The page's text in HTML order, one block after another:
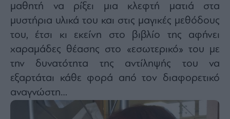
Creative
Content
Branded
Content
Reports
&
Branded
Content
Calendar
μαθητή να ρίξει μια κλεφτή ματιά στα
μυστήρια υλικά του και στις μαγικές μεθόδους
του, έτσι κι εκείνη στο βιβλίο της αφήνει
χαραμάδες θέασης στο «εσωτερικό» του με
την δυνατότητα της αντίληψής του να
εξαρτάται κάθε φορά από τον διαφορετικό
αναγνώστη…